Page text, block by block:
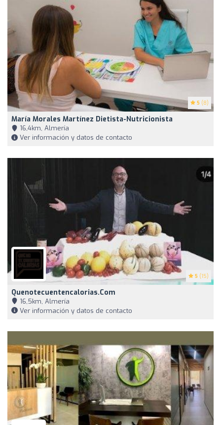
5 (8)
María Morales Martínez Dietista-Nutricionista
16,4km, Almería
Ver información y datos de contacto
5 (15)
Quenotecuentencalorias.com
16,5km, Almería
Ver información y datos de contacto